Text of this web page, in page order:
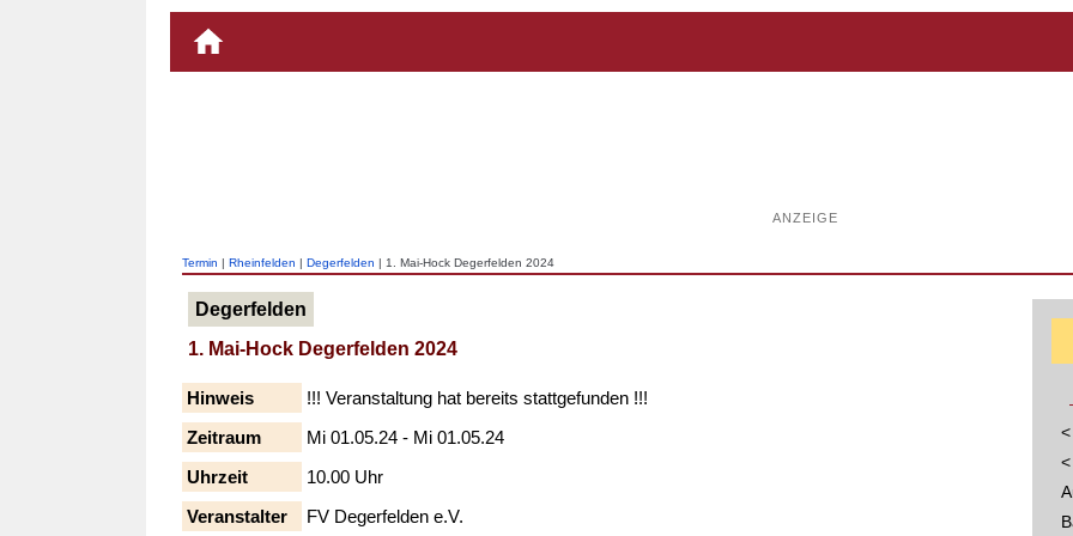
ANZEIGE
Termin | Rheinfelden | Degerfelden | 1. Mai-Hock Degerfelden 2024
Degerfelden
1. Mai-Hock Degerfelden 2024
Hinweis
!!! Veranstaltung hat bereits stattgefunden !!!
Zeitraum
Mi 01.05.24 - Mi 01.05.24
Uhrzeit
10.00 Uhr
Veranstalter
FV Degerfelden e.V.